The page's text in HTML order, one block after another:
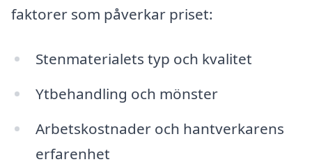
faktorer som påverkar priset:
Stenmaterialets typ och kvalitet
Ytbehandling och mönster
Arbetskostnader och hantverkarens
erfarenhet